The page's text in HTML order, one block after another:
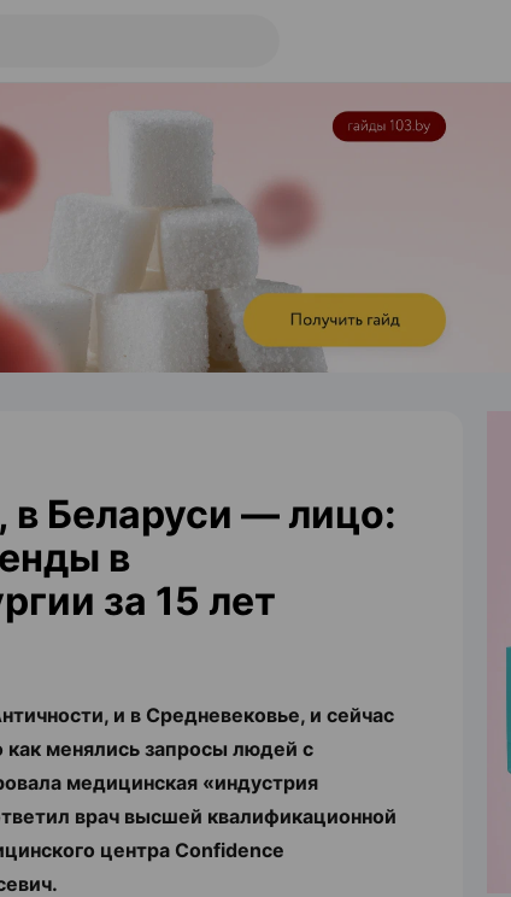
в Беларуси — лицо:
в
за 15 лет
и в Средневековье, и сейчас
менялись запросы людей с
медицинская «индустрия
врач высшей квалификационной
центра Confidence